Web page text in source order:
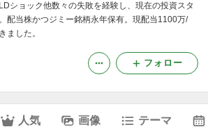
ショック他数々の失敗を経験し、現在の投資スタ
配当株かつジミー銘柄永年保有。現配当1100万/
ました。
フォロー
人気 画像 テーマ